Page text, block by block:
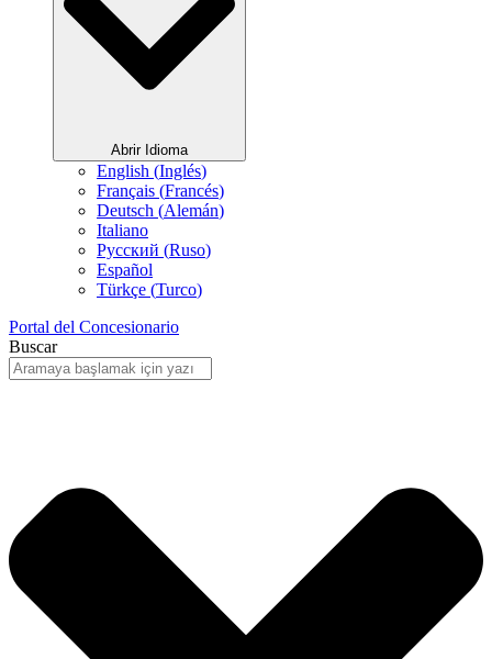
Abrir Idioma
English (Inglés)
Français (Francés)
Deutsch (Alemán)
Italiano
Русский (Ruso)
Español
Türkçe (Turco)
Portal del Concesionario
Buscar